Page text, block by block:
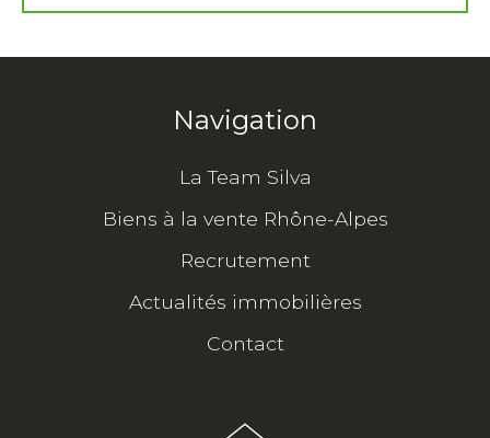
Navigation
La Team Silva
Biens à la vente Rhône-Alpes
Recrutement
Actualités immobilières
Contact